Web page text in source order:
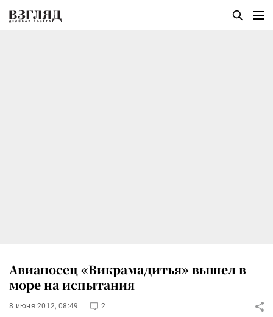
Авианосец «Викрамадитья» вышел в
море на испытания
8 июня 2012, 08:49 2